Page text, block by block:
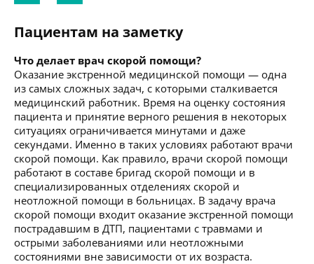
Пациентам на заметку
Что делает врач скорой помощи?
Оказание экстренной медицинской помощи — одна
из самых сложных задач, с которыми сталкивается
медицинский работник. Время на оценку состояния
пациента и принятие верного решения в некоторых
ситуациях ограничивается минутами и даже
секундами. Именно в таких условиях работают врачи
скорой помощи. Как правило, врачи скорой помощи
работают в составе бригад скорой помощи и в
специализированных отделениях скорой и
неотложной помощи в больницах. В задачу врача
скорой помощи входит оказание экстренной помощи
пострадавшим в ДТП, пациентами с травмами и
острыми заболеваниями или неотложными
состояниями вне зависимости от их возраста.